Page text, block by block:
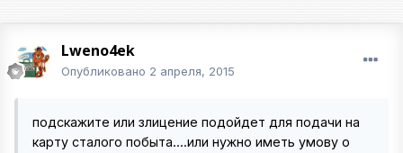
Lweno4ek
Опубликовано 2 апреля, 2015
подскажите или злицение подойдет для подачи на
карту сталого побыта....или нужно иметь умову о